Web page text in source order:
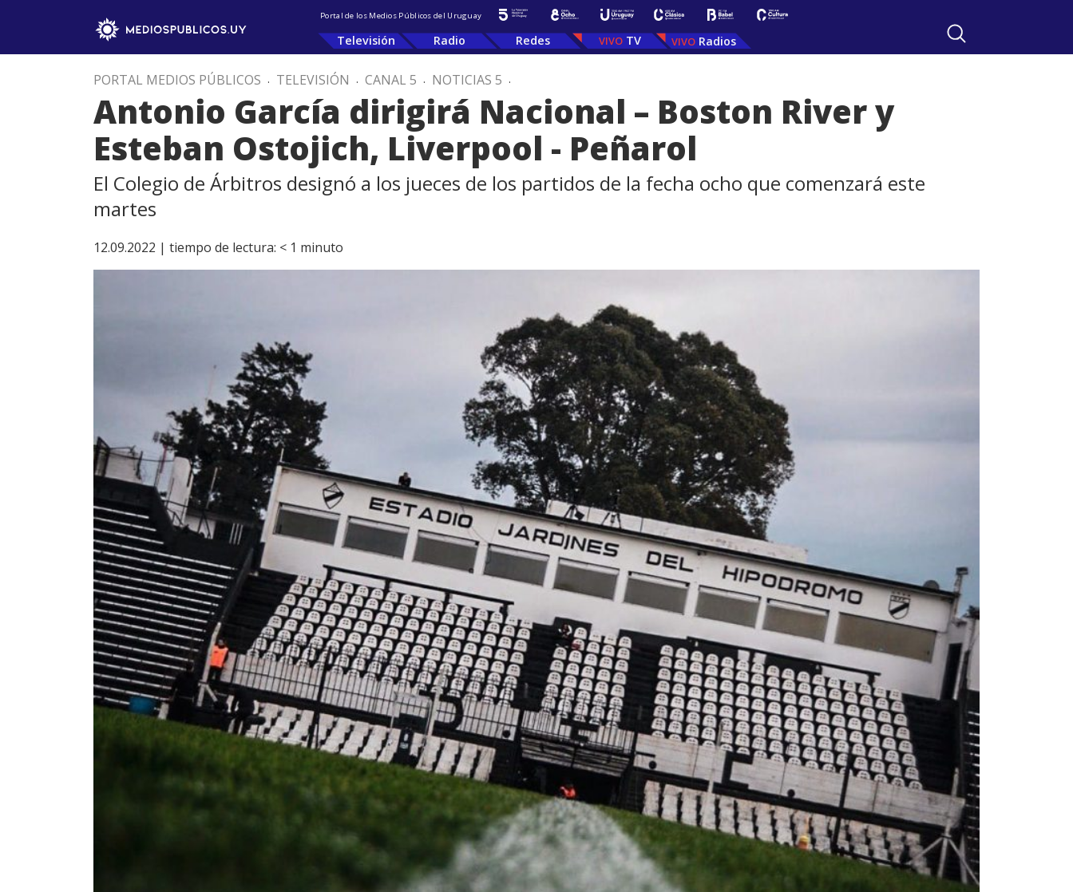
Portal de los Medios Públicos del Uruguay
Televisión Radio Redes TV Radios
PORTAL MEDIOS PÚBLICOS . TELEVISIÓN . CANAL 5 . NOTICIAS 5 .
Antonio García dirigirá Nacional – Boston River y
Esteban Ostojich, Liverpool - Peñarol
El Colegio de Árbitros designó a los jueces de los partidos de la fecha ocho que comenzará este
martes
12.09.2022 | tiempo de lectura: < 1 minuto